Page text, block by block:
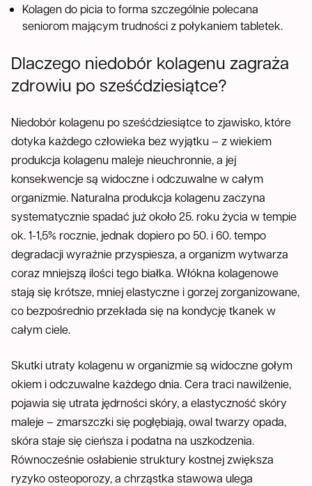
Kolagen do picia to forma szczególnie polecana
seniorom mającym trudności z połykaniem tabletek.
Dlaczego niedobór kolagenu zagraża
zdrowiu po sześćdziesiątce?
Niedobór kolagenu po sześćdziesiątce to zjawisko, które
dotyka każdego człowieka bez wyjątku – z wiekiem
produkcja kolagenu maleje nieuchronnie, a jej
konsekwencje są widoczne i odczuwalne w całym
organizmie. Naturalna produkcja kolagenu zaczyna
systematycznie spadać już około 25. roku życia w tempie
ok. 1-1,5% rocznie, jednak dopiero po 50. i 60. tempo
degradacji wyraźnie przyspiesza, a organizm wytwarza
coraz mniejszą ilości tego białka. Włókna kolagenowe
stają się krótsze, mniej elastyczne i gorzej zorganizowane,
co bezpośrednio przekłada się na kondycję tkanek w
całym ciele.
Skutki utraty kolagenu w organizmie są widoczne gołym
okiem i odczuwalne każdego dnia. Cera traci nawilżenie,
pojawia się utrata jędrności skóry, a elastyczność skóry
maleje – zmarszczki się pogłębiają, owal twarzy opada,
skóra staje się cieńsza i podatna na uszkodzenia.
Równocześnie osłabienie struktury kostnej zwiększa
ryzyko osteoporozy, a chrząstka stawowa ulega